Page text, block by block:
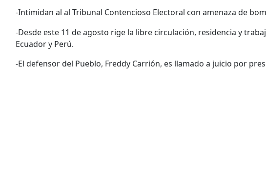
-Intimidan al al Tribunal Contencioso Electoral con amenaza de
-Desde este 11 de agosto rige la libre circulación, residencia y
Ecuador y Perú.
-El defensor del Pueblo, Freddy Carrión, es llamado a juicio por